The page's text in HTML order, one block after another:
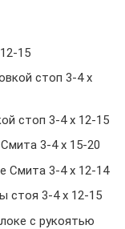
15
стоп 3-4 х
стоп 3-4 х 12-15
3-4 х 15-20
Смита 3-4 х 12-14
стоя 3-4 х 12-15
с рукоятью